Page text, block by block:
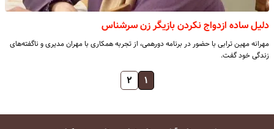
دلیل ساده ازدواج نکردن بازیگر زن سرشناس
مهرانه مهین ترابی با حضور در برنامه دورهمی، از تجربه همکاری با مهران مدیری و ناگفته‌های
زندگی خود گفت.
۱ ۲